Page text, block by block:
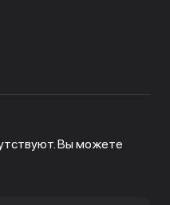
Вы можете